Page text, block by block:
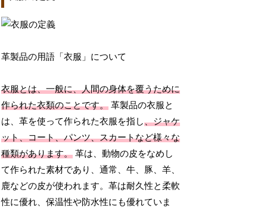
革製品の用語「衣服」について
衣服とは、一般に、人間の身体を覆うために
作られた衣類のことです。 革製品の衣服と
は、革を使って作られた衣服を指し、ジャケ
ット、コート、パンツ、スカートなど様々な
種類があります。 革は、動物の皮をなめし
て作られた素材であり、通常、牛、豚、羊、
鹿などの皮が使われます。革は耐久性と柔軟
性に優れ、保温性や防水性にも優れていま